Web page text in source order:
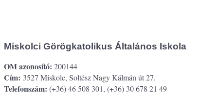
Miskolci Görögkatolikus Általános Iskola
OM azonosító: 200144
Cím: 3527 Miskolc, Soltész Nagy Kálmán út 27.
Telefonszám: (+36) 46 508 301, (+36) 30 678 21 49